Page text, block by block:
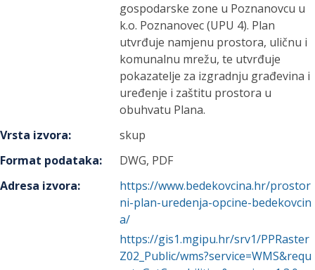
gospodarske zone u Poznanovcu u
k.o. Poznanovec (UPU 4). Plan
utvrđuje namjenu prostora, uličnu i
komunalnu mrežu, te utvrđuje
pokazatelje za izgradnju građevina i
uređenje i zaštitu prostora u
obuhvatu Plana.
Vrsta izvora:
skup
Format podataka:
DWG, PDF
Adresa izvora:
https://www.bedekovcina.hr/prostor
ni-plan-uredenja-opcine-bedekovcin
a/
https://gis1.mgipu.hr/srv1/PPRaster
Z02_Public/wms?service=WMS&requ